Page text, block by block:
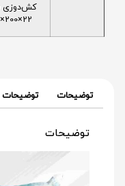
کش‌دوزی
22×200×160
توضیحات توضیحات
توضیحات